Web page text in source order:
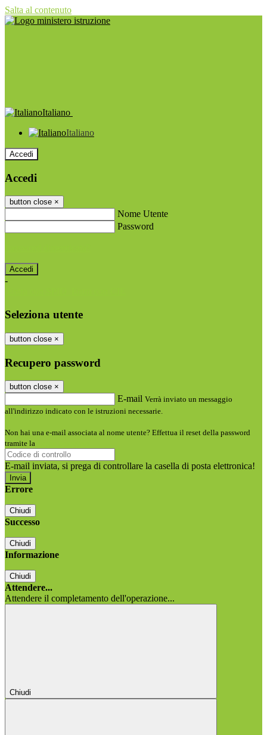
Salta al contenuto
Italiano
Italiano
Accedi
Accedi
button close ×
Nome Utente
Password
-
Seleziona utente
button close ×
Recupero password
button close ×
E-mail Verrà inviato un messaggio
all'indirizzo indicato con le istruzioni necessarie.
Non hai una e-mail associata al nome utente? Effettua il reset della password
tramite la
E-mail inviata, si prega di controllare la casella di posta elettronica!
Errore
Chiudi
Successo
Chiudi
Informazione
Chiudi
Attendere...
Attendere il completamento dell'operazione...
Chiudi